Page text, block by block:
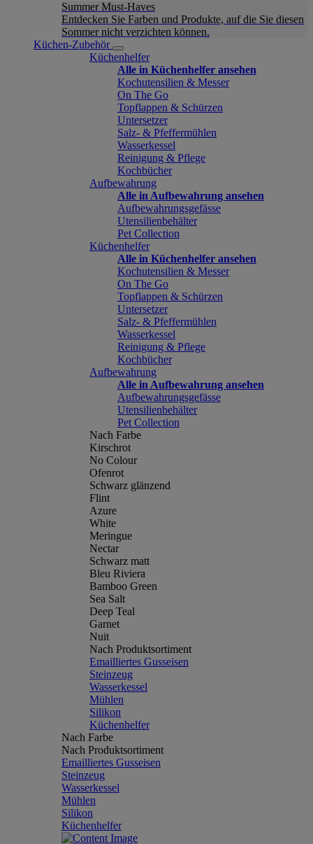
Summer Must-Haves
Entdecken Sie Farben und Produkte, auf die Sie diesen
Sommer nicht verzichten können.
Küchen-Zubehör
Küchenhelfer
Alle in Küchenhelfer ansehen
Kochutensilien & Messer
On The Go
Topflappen & Schürzen
Untersetzer
Salz- & Pfeffermühlen
Wasserkessel
Reinigung & Pflege
Kochbücher
Aufbewahrung
Alle in Aufbewahrung ansehen
Aufbewahrungsgefässe
Utensilienbehälter
Pet Collection
Küchenhelfer
Alle in Küchenhelfer ansehen
Kochutensilien & Messer
On The Go
Topflappen & Schürzen
Untersetzer
Salz- & Pfeffermühlen
Wasserkessel
Reinigung & Pflege
Kochbücher
Aufbewahrung
Alle in Aufbewahrung ansehen
Aufbewahrungsgefässe
Utensilienbehälter
Pet Collection
Nach Farbe
Kirschrot
No Colour
Ofenrot
Schwarz glänzend
Flint
Azure
White
Meringue
Nectar
Schwarz matt
Bleu Riviera
Bamboo Green
Sea Salt
Deep Teal
Garnet
Nuit
Nach Produktsortiment
Emailliertes Gusseisen
Steinzeug
Wasserkessel
Mühlen
Silikon
Küchenhelfer
Nach Farbe
Nach Produktsortiment
Emailliertes Gusseisen
Steinzeug
Wasserkessel
Mühlen
Silikon
Küchenhelfer